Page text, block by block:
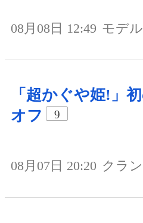
08月08日 12:49 モデ
「超かぐや姫!」
オフ
9
08月07日 20:20 クラ